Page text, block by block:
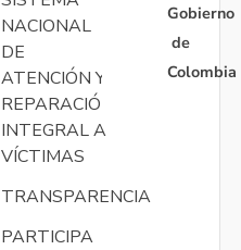
NACIONAL
DE
ATENCIÓN Y
REPARACIÓN
INTEGRAL A
VÍCTIMAS
TRANSPARENCIA
PARTICIPA
Gobierno
de
Colombia